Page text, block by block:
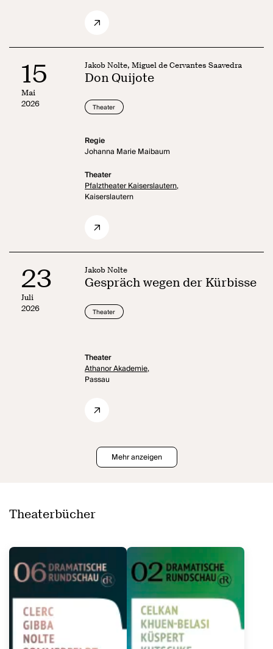
15
Mai
2026
Jakob Nolte, Miguel de Cervantes Saavedra
Don Quijote
Theater
Regie
Johanna Marie Maibaum
Theater
Pfalztheater Kaiserslautern,
Kaiserslautern
23
Juli
2026
Jakob Nolte
Gespräch wegen der Kürbisse
Theater
Theater
Athanor Akademie,
Passau
Mehr anzeigen
Theaterbücher